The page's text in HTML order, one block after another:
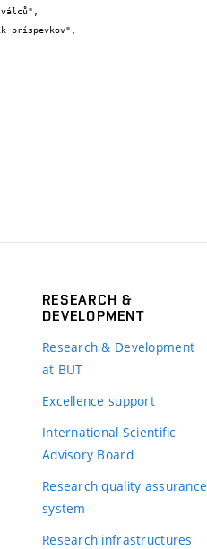
RESEARCH &
DEVELOPMENT
Research & Development
at BUT
Excellence support
International Scientific
Advisory Board
Research quality assurance
system
Research infrastructures